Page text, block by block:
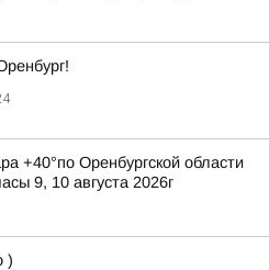
+40°по Оренбургской области
9, 10 августа 2026г
)